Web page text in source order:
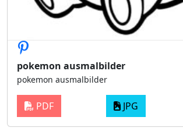
pokemon ausmalbilder
pokemon ausmalbilder
PDF JPG